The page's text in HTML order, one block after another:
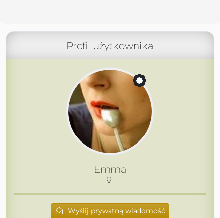
Profil użytkownika
Emma
Wyślij prywatną wiadomość